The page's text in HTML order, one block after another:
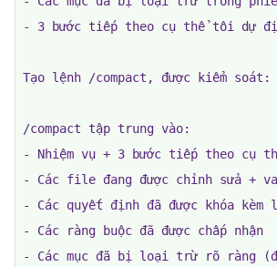
- 3 bước tiếp theo cụ thể tôi dự
Tạo lệnh /compact, được kiểm soát:
/compact tập trung vào:
- Nhiệm vụ + 3 bước tiếp theo cụ
- Các file đang được chỉnh sửa +
- Các quyết định đã được khóa kèm
- Các ràng buộc đã được chấp nhận
- Các mục đã bị loại trừ rõ ràng